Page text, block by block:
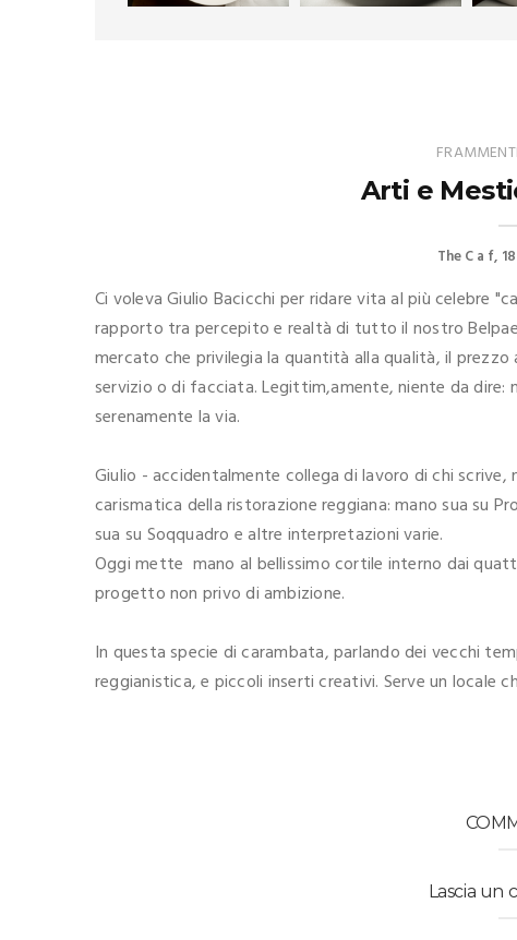
Arti e
The C a f
Ci voleva Giulio Bacicchi per ridare vita al più celebre
rapporto tra percepito e realtà di tutto il nostro
mercato che privilegia la quantità alla qualità, il
servizio o di facciata. Legittim,amente, niente da
serenamente la via.
Giulio - accidentalmente collega di lavoro di chi
carismatica della ristorazione reggiana: mano sua su
sua su Soqquadro e altre interpretazioni varie.
Oggi mette mano al bellissimo cortile interno dai
progetto non privo di ambizione.
In questa specie di carambata, parlando dei vecchi
reggianistica, e piccoli inserti creativi. Serve un locale
Lascia un